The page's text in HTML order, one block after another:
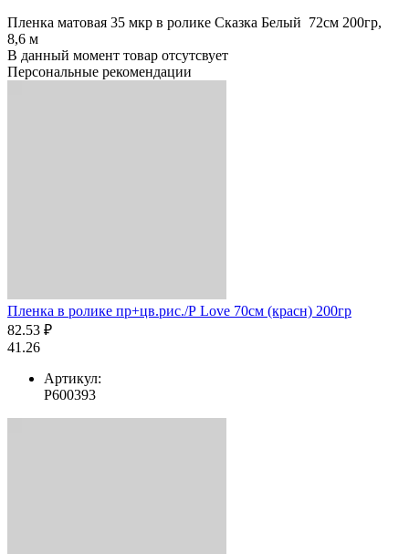
Пленка матовая 35 мкр в ролике Сказка Белый 72см 200гр,
8,6 м
В данный момент товар отсутсвует
Персональные рекомендации
Пленка в ролике пр+цв.рис./Р Love 70см (красн) 200гр
82.53 ₽
41.26
Артикул:
Р600393